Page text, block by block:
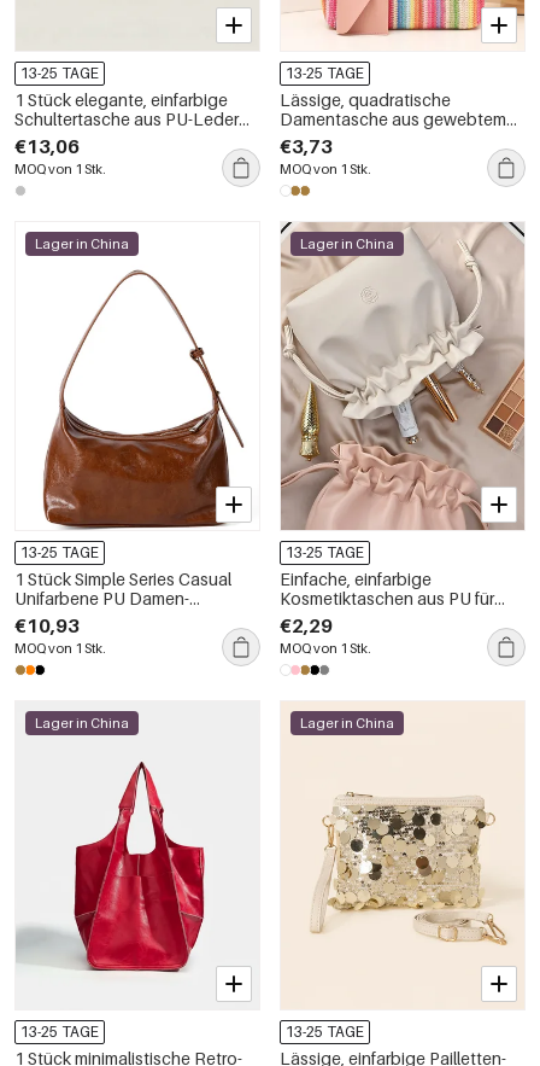
13-25 TAGE
1 Stück elegante, einfarbige
Schultertasche aus PU-Leder
der Luxusserie für Damen
€13,06
MOQ von 1 Stk.
13-25 TAGE
Lässige, quadratische
Damentasche aus gewebtem
PU-Leder mit gewebten Streifen
und gemischten Farben
€3,73
MOQ von 1 Stk.
Lager in China
13-25 TAGE
1 Stück Simple Series Casual
Unifarbene PU Damen-
Schultertasche
€10,93
MOQ von 1 Stk.
Lager in China
13-25 TAGE
Einfache, einfarbige
Kosmetiktaschen aus PU für
Damen
€2,29
MOQ von 1 Stk.
Lager in China
13-25 TAGE
1 Stück minimalistische Retro-
Lager in China
13-25 TAGE
Lässige, einfarbige Pailletten-